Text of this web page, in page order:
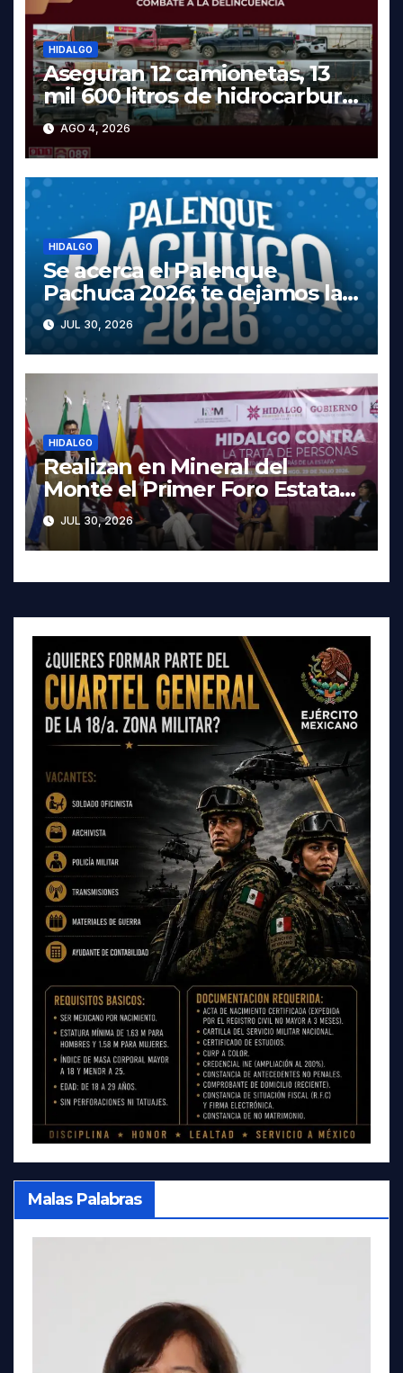
HIDALGO
Aseguran 12 camionetas, 13
mil 600 litros de hidrocarburo
y dos vehículos robados en
Tula
AGO 4, 2026
HIDALGO
Se acerca el Palenque
Pachuca 2026; te dejamos la
cartelera completa, las fechas
y los precios
JUL 30, 2026
HIDALGO
Realizan en Mineral del
Monte el Primer Foro Estatal
contra la Trata de Personas
JUL 30, 2026
Malas Palabras